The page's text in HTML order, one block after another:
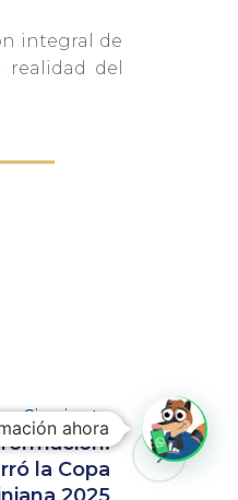
integral de
del
Siguiente
la Copa
ahora